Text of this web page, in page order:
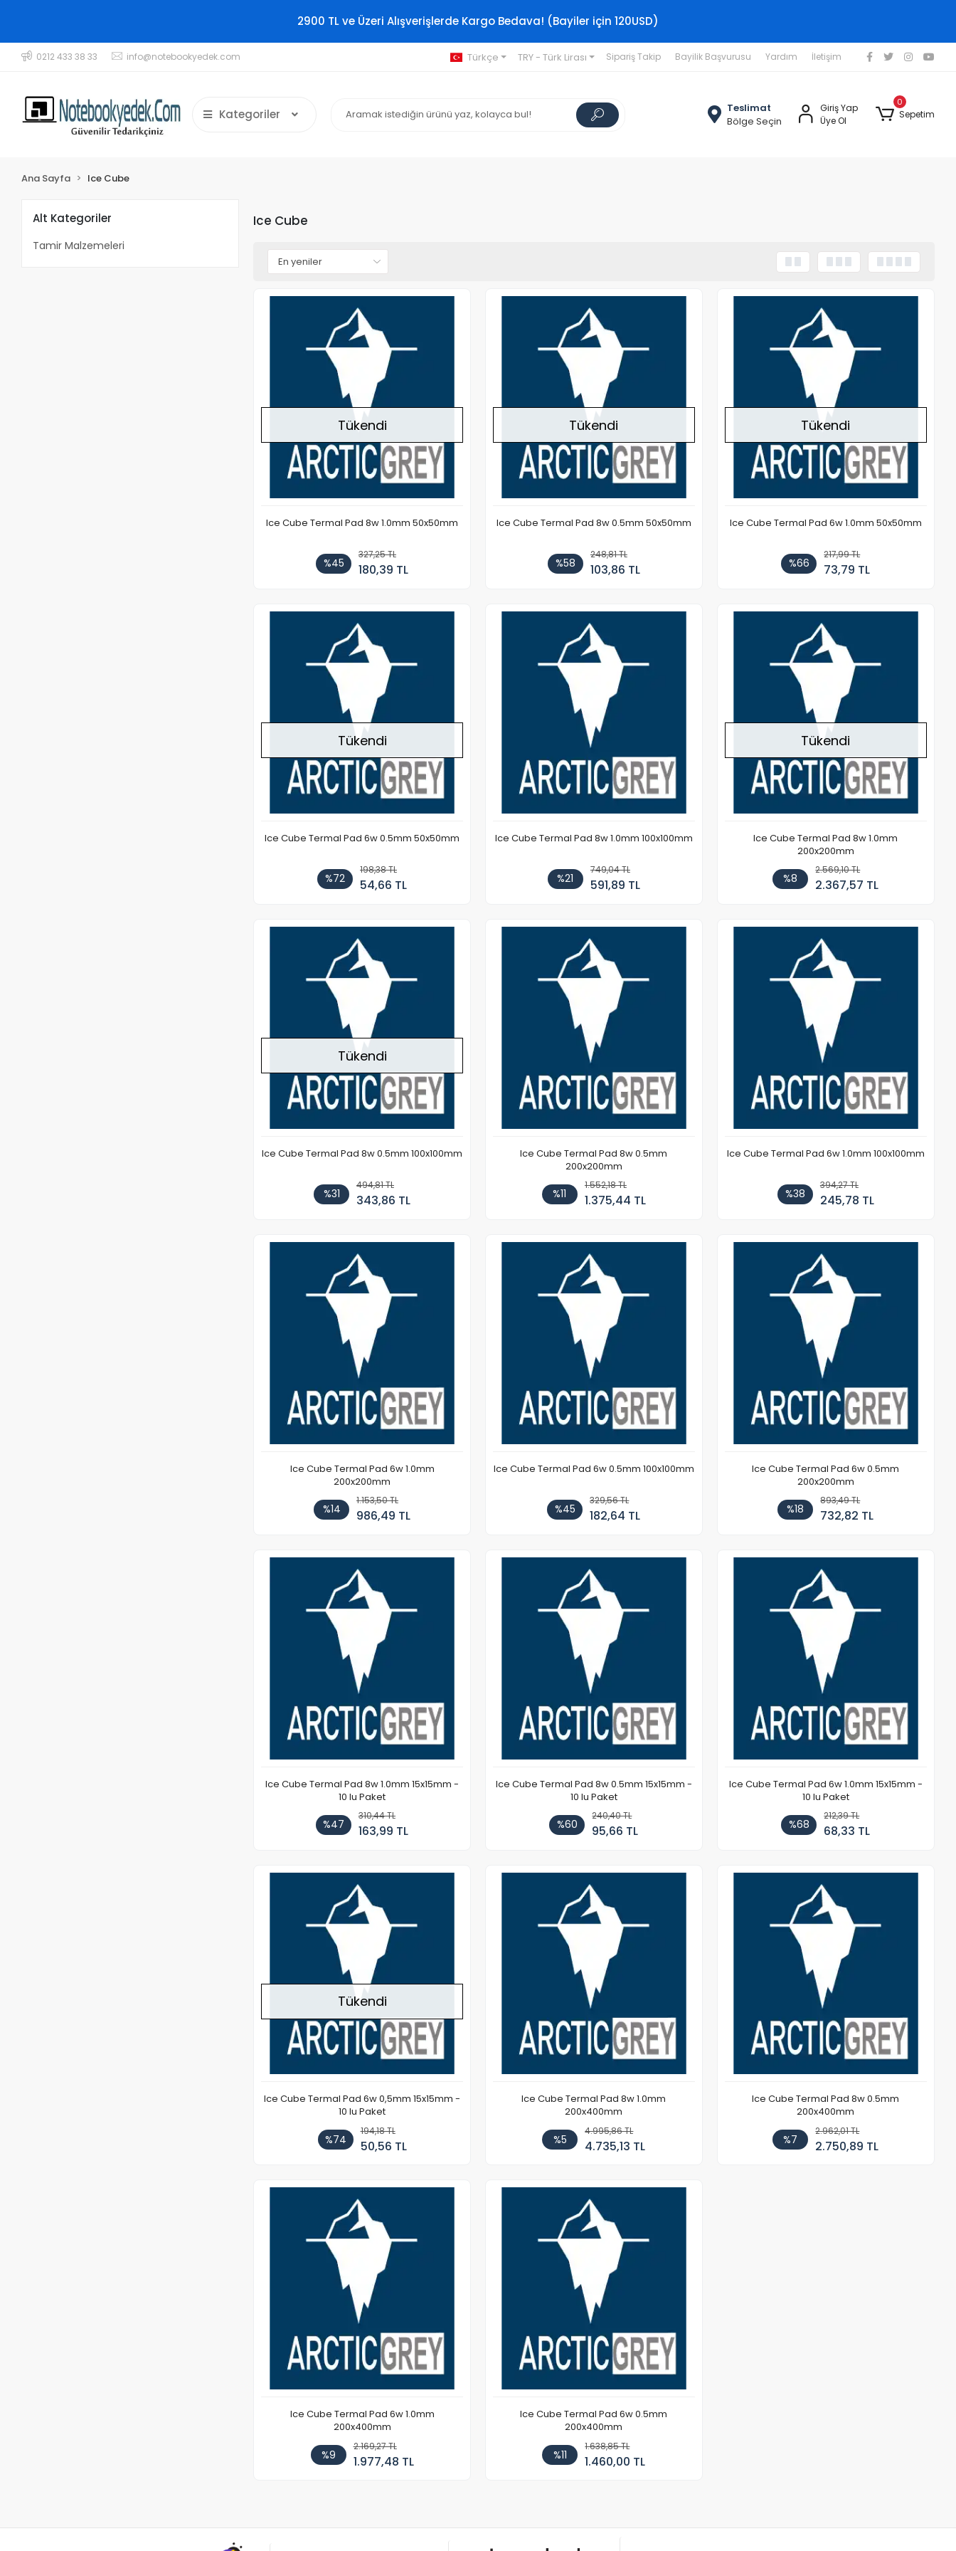
2900 TL ve Üzeri Alışverişlerde Kargo Bedava! (Bayiler için 120USD)
0212 433 38 33 info@notebookyedek.com Türkçe TRY - Türk Lirası Sipariş Takip Bayilik Başvurusu Yardım İletişim
Kategoriler
Teslimat
Bölge Seçin
Giriş Yap
Üye Ol
0
Sepetim
Ana Sayfa Ice Cube
Alt Kategoriler
Tamir Malzemeleri
Ice Cube
Tükendi
Ice Cube Termal Pad 8w 1.0mm 50x50mm
%45
327,25 TL
180,39 TL
Tükendi
Ice Cube Termal Pad 8w 0.5mm 50x50mm
%58
248,81 TL
103,86 TL
Tükendi
Ice Cube Termal Pad 6w 1.0mm 50x50mm
%66
217,99 TL
73,79 TL
Tükendi
Ice Cube Termal Pad 6w 0.5mm 50x50mm
%72
198,38 TL
54,66 TL
Ice Cube Termal Pad 8w 1.0mm 100x100mm
%21
749,04 TL
591,89 TL
Tükendi
Ice Cube Termal Pad 8w 1.0mm
200x200mm
%8
2.569,10 TL
2.367,57 TL
Tükendi
Ice Cube Termal Pad 8w 0.5mm 100x100mm
%31
494,81 TL
343,86 TL
Ice Cube Termal Pad 8w 0.5mm
200x200mm
%11
1.552,18 TL
1.375,44 TL
Ice Cube Termal Pad 6w 1.0mm 100x100mm
%38
394,27 TL
245,78 TL
Ice Cube Termal Pad 6w 1.0mm
200x200mm
%14
1.153,50 TL
986,49 TL
Ice Cube Termal Pad 6w 0.5mm 100x100mm
%45
329,56 TL
182,64 TL
Ice Cube Termal Pad 6w 0.5mm
200x200mm
%18
893,49 TL
732,82 TL
Ice Cube Termal Pad 8w 1.0mm 15x15mm -
10 lu Paket
%47
310,44 TL
163,99 TL
Ice Cube Termal Pad 8w 0.5mm 15x15mm -
10 lu Paket
%60
240,40 TL
95,66 TL
Ice Cube Termal Pad 6w 1.0mm 15x15mm -
10 lu Paket
%68
212,39 TL
68,33 TL
Tükendi
Ice Cube Termal Pad 6w 0,5mm 15x15mm -
10 lu Paket
%74
194,18 TL
50,56 TL
Ice Cube Termal Pad 8w 1.0mm
200x400mm
%5
4.995,86 TL
4.735,13 TL
Ice Cube Termal Pad 8w 0.5mm
200x400mm
%7
2.962,01 TL
2.750,89 TL
Ice Cube Termal Pad 6w 1.0mm
200x400mm
%9
2.169,27 TL
1.977,48 TL
Ice Cube Termal Pad 6w 0.5mm
200x400mm
%11
1.638,85 TL
1.460,00 TL